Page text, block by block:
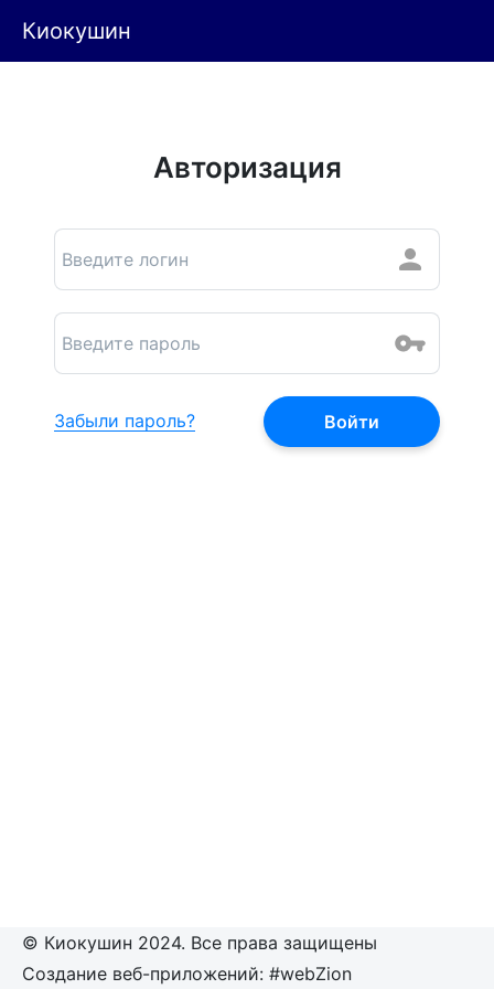
Киокушин
Авторизация
Забыли пароль?
© Киокушин 2024. Все права защищены
Создание веб-приложений: #webZion